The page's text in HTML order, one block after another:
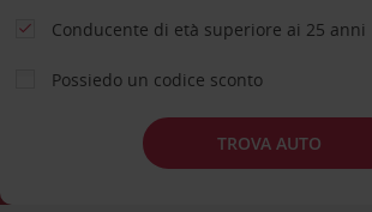
Conducente di età superiore ai 25 anni
Possiedo un codice sconto
TROVA AUTO